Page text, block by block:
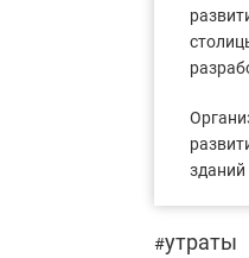
#утраты